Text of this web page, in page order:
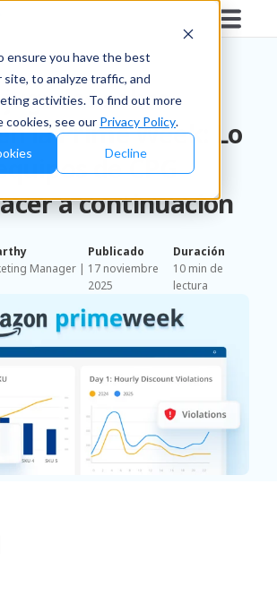
ensure you have the best
to analyze traffic, and
activities. To find out more
cookies, see our Privacy Policy.
Decline
sobre
la Prime Week: Lo
de CPG
a continuación
Manager |
Publicado
17 noviembre
2025
Duración
10 min de
lectura